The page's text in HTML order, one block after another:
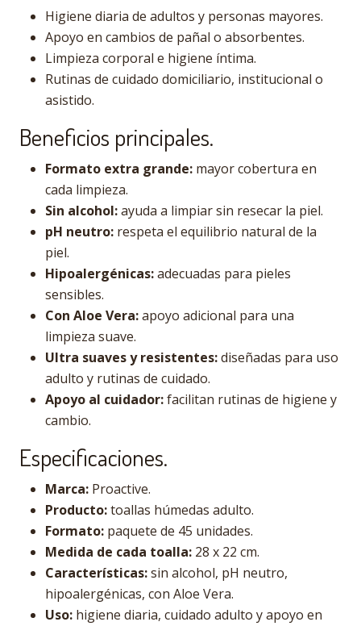
Higiene diaria de adultos y personas mayores.
Apoyo en cambios de pañal o absorbentes.
Limpieza corporal e higiene íntima.
Rutinas de cuidado domiciliario, institucional o
asistido.
Beneficios principales.
Formato extra grande: mayor cobertura en
cada limpieza.
Sin alcohol:ayuda a limpiar sin resecar la piel.
pH neutro: respeta el equilibrio natural de la
piel.
Hipoalergénicas:adecuadas para pieles
sensibles.
Con Aloe Vera:apoyo adicional para una
limpieza suave.
Ultra suaves y resistentes:diseñadas para uso
adulto y rutinas de cuidado.
Apoyo al cuidador:facilitan rutinas de higiene y
cambio.
Especificaciones.
Marca: Proactive.
Producto:toallas húmedas adulto.
Formato: paquete de 45 unidades.
Medida de cada toalla: 28 x 22 cm.
Características:sin alcohol, pH neutro,
hipoalergénicas, con Aloe Vera.
Uso: higiene diaria, cuidado adulto y apoyo en